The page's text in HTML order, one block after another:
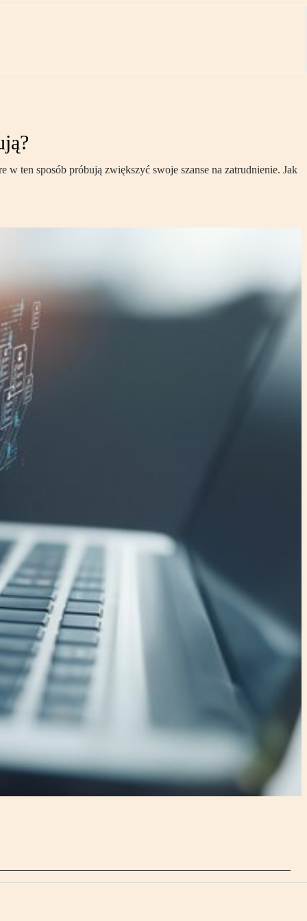
ten sposób próbują zwiększyć swoje szanse na zatrudnienie. Jak